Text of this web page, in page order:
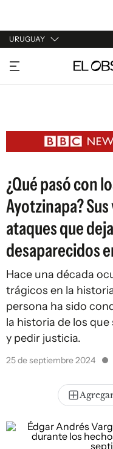
URUGUAY
URUGUAY
ARGENTINA
ESTADOS UNIDOS
¿Qué pasó con
Ayotzinapa?
ataques que
desaparecidos
Hace una década
trágicos en la
persona ha sido
la historia de los
y pedir justicia.
25 de septiembre 2024